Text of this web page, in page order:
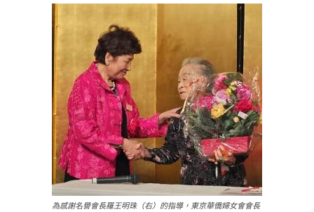
為感謝名譽會長羅王明珠（右）的指導，東京華僑婦女會會長